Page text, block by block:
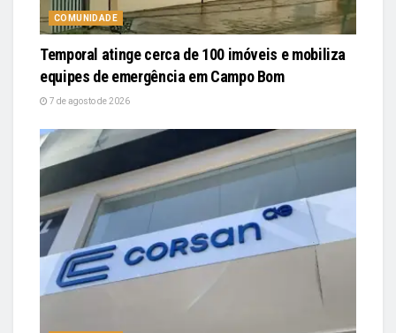
COMUNIDADE
Temporal atinge cerca de 100 imóveis e mobiliza
equipes de emergência em Campo Bom
7 de agosto de 2026